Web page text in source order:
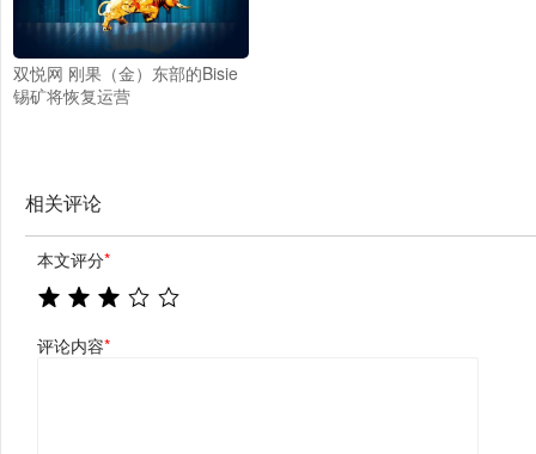
双悦网 刚果（金）东部的Bisie
锡矿将恢复运营
相关评论
本文评分*
评论内容*